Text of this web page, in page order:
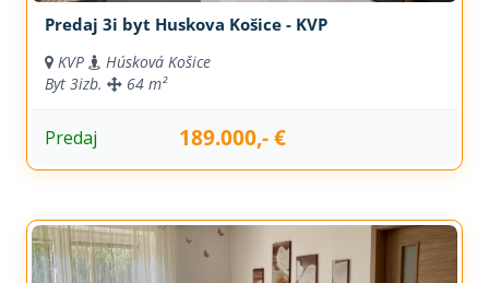
Predaj 3i byt Huskova Košice - KVP
KVP
Húsková Košice
Byt 3izb. 64 m²
Predaj 189.000,- €